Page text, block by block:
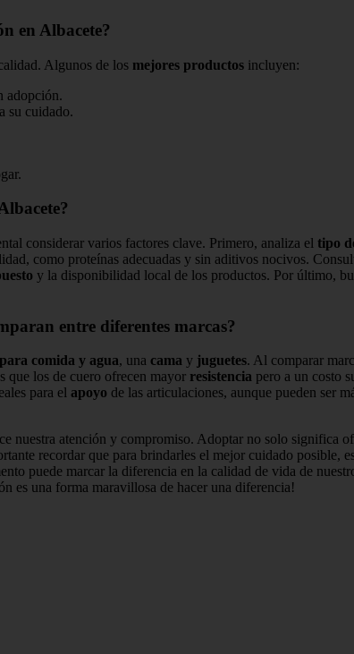
en Albacete?
Algunos de los mejores productos incluyen:
adopción.
su cuidado.
considerar varios factores clave. Primero, analiza el tipo
como proteínas adecuadas y sin aditivos nocivos.
y la disponibilidad local de los productos. Por último,
entre diferentes marcas?
comida y agua, una cama y juguetes. Al comparar
que los de cuero ofrecen mayor resistencia pero a un costo
para el apoyo de las articulaciones, aunque pueden ser
nuestra atención y compromiso. Adoptar no solo significa
recordar que para brindarles el mejor cuidado posible,
puede marcar la diferencia en la calidad de vida de
es una forma maravillosa de hacer una diferencia!